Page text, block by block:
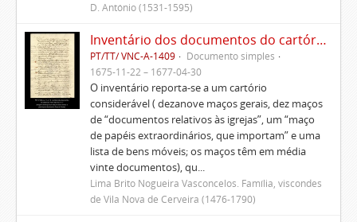
D. António (1531-1595)
Inventário dos documentos do cartório de Ponte de Lima
PT/TT/ VNC-A-1409
Documento simples
1675-11-22 – 1677-04-30
O inventário reporta-se a um cartório
considerável ( dezanove maços gerais, dez maços
de “documentos relativos às igrejas”, um “maço
de papéis extraordinários, que importam” e uma
lista de bens móveis; os maços têm em média
vinte documentos), qu...
Lima Brito Nogueira Vasconcelos. Família, viscondes
de Vila Nova de Cerveira (1476-1790)